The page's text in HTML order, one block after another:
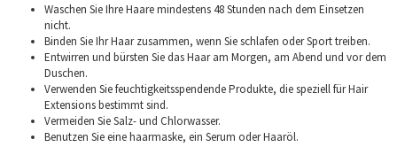
Waschen Sie Ihre Haare mindestens 48 Stunden nach dem Einsetzen
nicht.
Binden Sie Ihr Haar zusammen, wenn Sie schlafen oder Sport treiben.
Entwirren und bürsten Sie das Haar am Morgen, am Abend und vor dem
Duschen.
Verwenden Sie feuchtigkeitsspendende Produkte, die speziell für Hair
Extensions bestimmt sind.
Vermeiden Sie Salz- und Chlorwasser.
Benutzen Sie eine haarmaske, ein Serum oder Haaröl.